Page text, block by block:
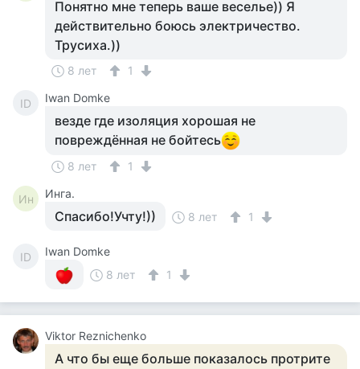
Понятно мне теперь ваше веселье)) Я
действительно боюсь электричество.
Трусиха.))
8 лет 1
ID Iwan Domke
везде где изоляция хорошая не
повреждённая не бойтесь
8 лет 1
Ин Инга.
Спасибо!Учту!)) 8 лет 1
ID
Iwan Domke
8 лет
1
Viktor Reznichenko
А что бы еще больше показалось протрите